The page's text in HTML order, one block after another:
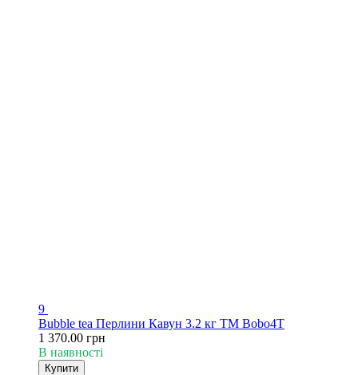
9
Bubble tea Перлини Кавун 3.2 кг TM Bobo4T
1 370.00 грн
В наявності
Купити